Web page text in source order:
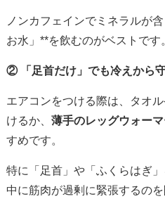
ノンカフェインでミネラルが含
お水」**を飲むのがベストです
② 「足首だけ」でも冷えから
エアコンをつける際は、タオ
けるか、 薄手のレッグウォー
すめです。
特に「足首」や「ふくらはぎ
中に筋肉が過剰に緊張するのを